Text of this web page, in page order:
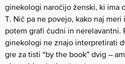
ginekologi naročijo ženski, ki ima
T. Nič pa ne povejo, kako naj
potem grafi čudni in nerelavantni.
ginekologi ne znajo interpretirati
gre za tisti “by the book” dvig –